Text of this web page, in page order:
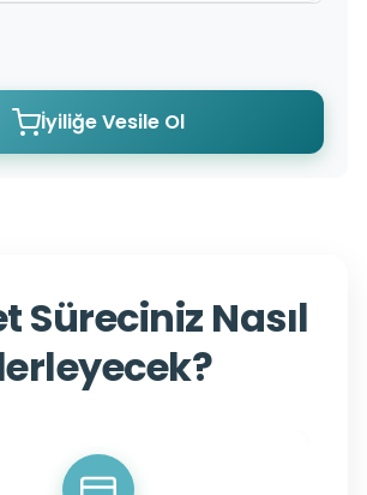
İyiliğe Vesile Ol
Süreciniz Nasıl